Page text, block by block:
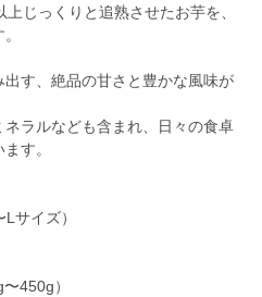
じっくりと追熟させたお芋を、
す、絶品の甘さと豊かな風味が
ラルなども含まれ、日々の食卓
す。
サイズ）
450g）